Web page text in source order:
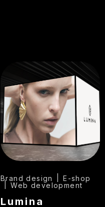
Brand design
E-shop
Web development
Lumina